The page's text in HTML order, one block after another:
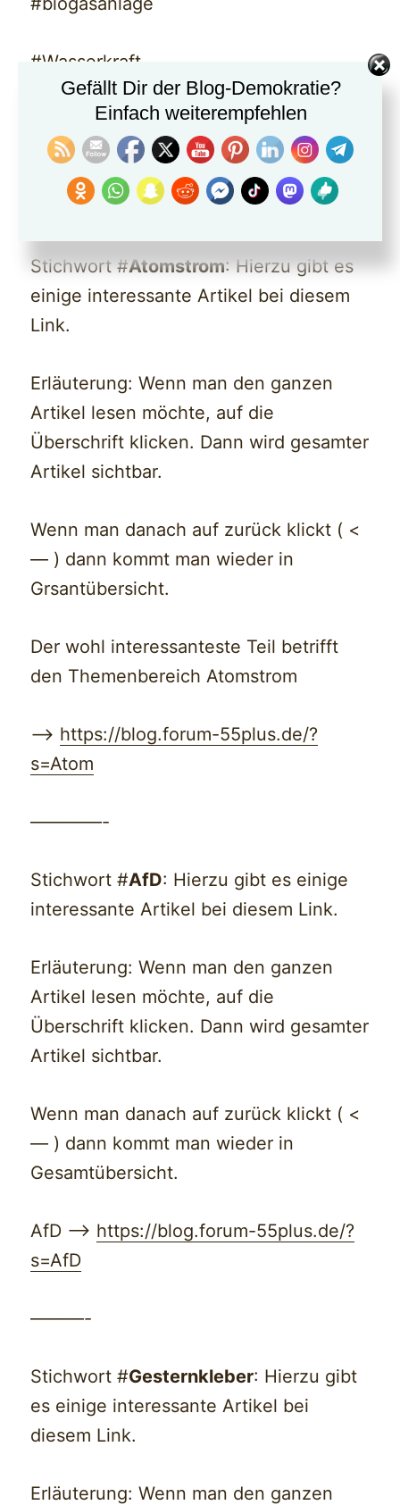
#Wasserkraft
Warum unterschiedliche Akteure
gegen ein eigenständiges Stromnetz
sind, kann über folgende Links
nachgelesen werden:
Stichwort #Atomstrom: Hierzu gibt es
einige interessante Artikel bei diesem
Link.
Erläuterung: Wenn man den ganzen
Artikel lesen möchte, auf die
Überschrift klicken. Dann wird gesamter
Artikel sichtbar.
Wenn man danach auf zurück klickt ( <
— ) dann kommt man wieder in
Grsantübersicht.
Der wohl interessanteste Teil betrifft
den Themenbereich Atomstrom
—> https://blog.forum-55plus.de/?
s=Atom
————-
Stichwort #AfD: Hierzu gibt es einige
interessante Artikel bei diesem Link.
Erläuterung: Wenn man den ganzen
Artikel lesen möchte, auf die
Überschrift klicken. Dann wird gesamter
Artikel sichtbar.
Wenn man danach auf zurück klickt ( <
— ) dann kommt man wieder in
Gesamtübersicht.
AfD —> https://blog.forum-55plus.de/?
s=AfD
———-
Stichwort #Gesternkleber: Hierzu gibt
es einige interessante Artikel bei
diesem Link.
Erläuterung: Wenn man den ganzen
Gefällt Dir der Blog-Demokratie?
Einfach weiterempfehlen